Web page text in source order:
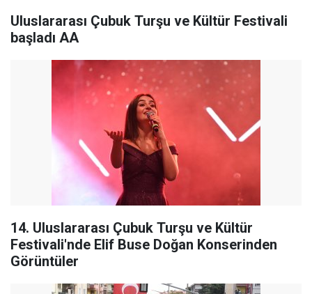
Uluslararası Çubuk Turşu ve Kültür Festivali
başladı AA
14. Uluslararası Çubuk Turşu ve Kültür
Festivali'nde Elif Buse Doğan Konserinden
Görüntüler